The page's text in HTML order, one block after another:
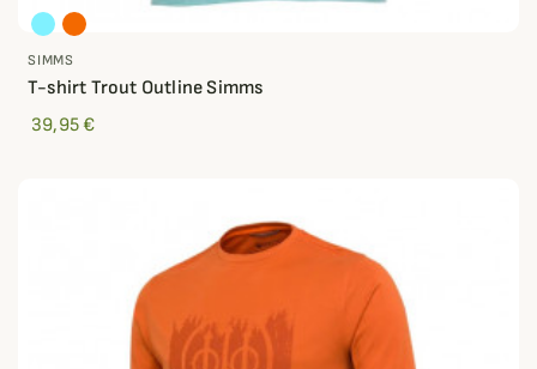
SIMMS
T-shirt Trout Outline Simms
39,95 €